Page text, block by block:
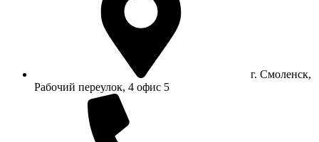
г. Смоленск,
Рабочий переулок, 4 офис 5